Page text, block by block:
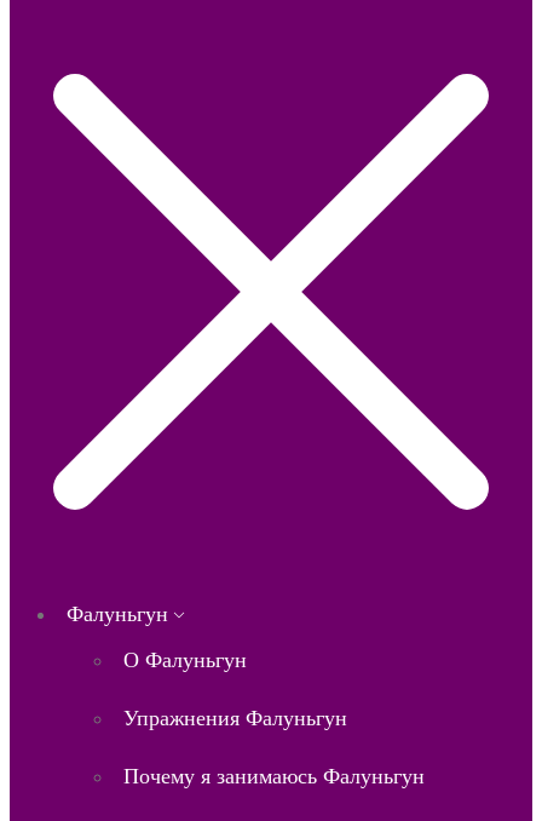
Фалуньгун
О Фалуньгун
Упражнения Фалуньгун
Почему я занимаюсь Фалуньгун